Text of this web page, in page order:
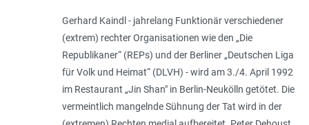
Gerhard Kaindl - jahrelang Funktionär verschiedener
(extrem) rechter Organisationen wie den „Die
Republikaner“ (REPs) und der Berliner „Deutschen Liga
für Volk und Heimat“ (DLVH) - wird am 3./4. April 1992
im Restaurant „Jin Shan" in Berlin-Neukölln getötet. Die
vermeintlich mangelnde Sühnung der Tat wird in der